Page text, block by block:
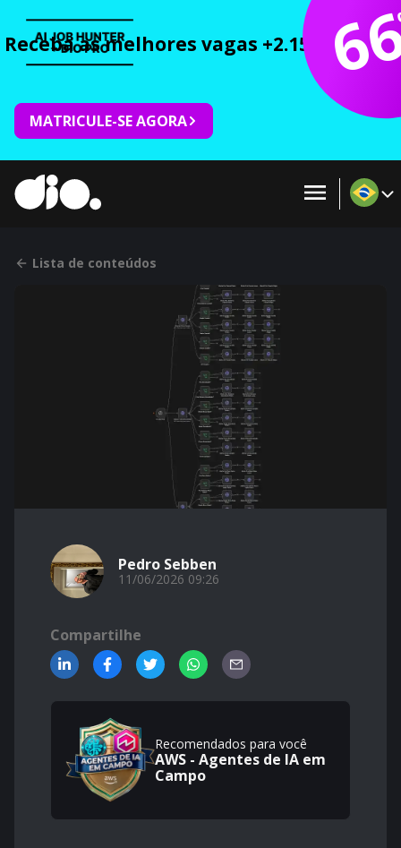
Receba as melhores vagas +2.150 cursos
MATRICULE-SE AGORA
Lista de conteúdos
Pedro Sebben
11/06/2026 09:26
Compartilhe
Recomendados para você
AWS - Agentes de IA em
Campo